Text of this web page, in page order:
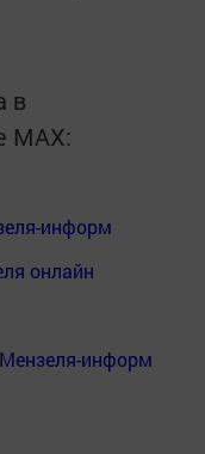
в
MАХ:
информ
онлайн
информ